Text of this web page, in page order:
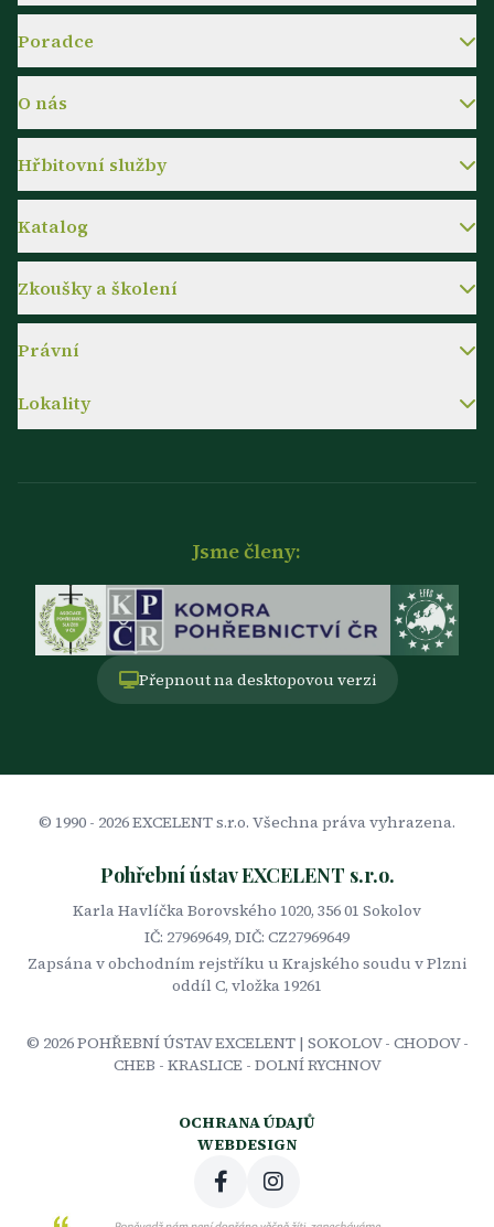
Poradce
O nás
Hřbitovní služby
Katalog
Zkoušky a školení
Právní
Lokality
Jsme členy:
Přepnout na desktopovou verzi
© 1990 - 2026EXCELENT s.r.o. Všechna práva vyhrazena.
Pohřební ústav EXCELENT s.r.o.
Karla Havlíčka Borovského 1020, 356 01 Sokolov
IČ: 27969649, DIČ: CZ27969649
Zapsána v obchodním rejstříku u Krajského soudu v Plzni
oddíl C, vložka 19261
© 2026POHŘEBNÍ ÚSTAV EXCELENT | SOKOLOV - CHODOV -
CHEB - KRASLICE - DOLNÍ RYCHNOV
OCHRANA ÚDAJŮ
WEBDESIGN